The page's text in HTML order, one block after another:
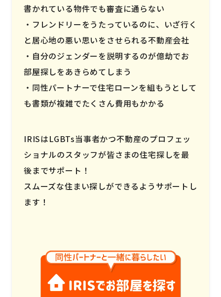
書かれている物件でも審査に通らない
フレンドリーをうたっているのに、いざ行く
と居心地の悪い思いをさせられる不動産会社
自分のジェンダーを説明するのが億劫でお
部屋探しをあきらめてしまう
同性パートナーで住宅ローンを組もうとして
も書類が複雑でたくさん費用もかかる
IRISはLGBTs当事者かつ不動産のプロフェッ
ショナルのスタッフが皆さまの住宅探しを最
後までサポート！
スムーズな住まい探しができるようサポートし
ます！